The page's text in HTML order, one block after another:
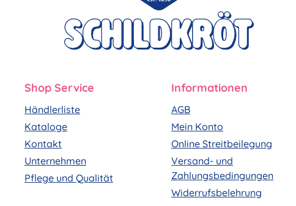
Shop Service
Händlerliste
Kataloge
Kontakt
Unternehmen
Pflege und Qualität
Informationen
AGB
Mein Konto
Online Streitbeilegung
Versand- und
Zahlungsbedingungen
Widerrufsbelehrung